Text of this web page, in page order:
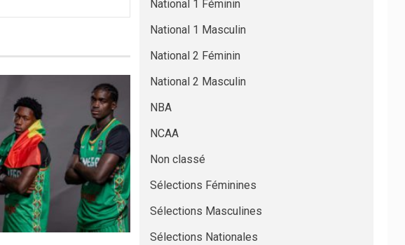
National 1 Féminin
National 1 Masculin
National 2 Féminin
National 2 Masculin
NBA
NCAA
Non classé
Sélections Féminines
Sélections Masculines
Sélections Nationales